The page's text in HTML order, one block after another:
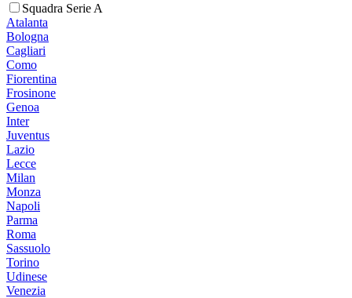
Squadra Serie A
Atalanta
Bologna
Cagliari
Como
Fiorentina
Frosinone
Genoa
Inter
Juventus
Lazio
Lecce
Milan
Monza
Napoli
Parma
Roma
Sassuolo
Torino
Udinese
Venezia